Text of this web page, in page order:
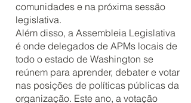
comunidades e na próxima sessão
legislativa.
Além disso, a Assembleia Legislativa
é onde delegados de APMs locais de
todo o estado de Washington se
reúnem para aprender, debater e votar
nas posições de políticas públicas da
organização. Este ano, a votação